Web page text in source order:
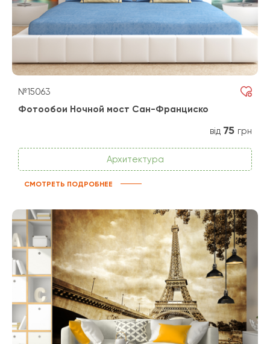
№15063
Фотообои Ночной мост Сан-Франциско
від 75 грн
Архитектура
СМОТРЕТЬ ПОДРОБНЕЕ